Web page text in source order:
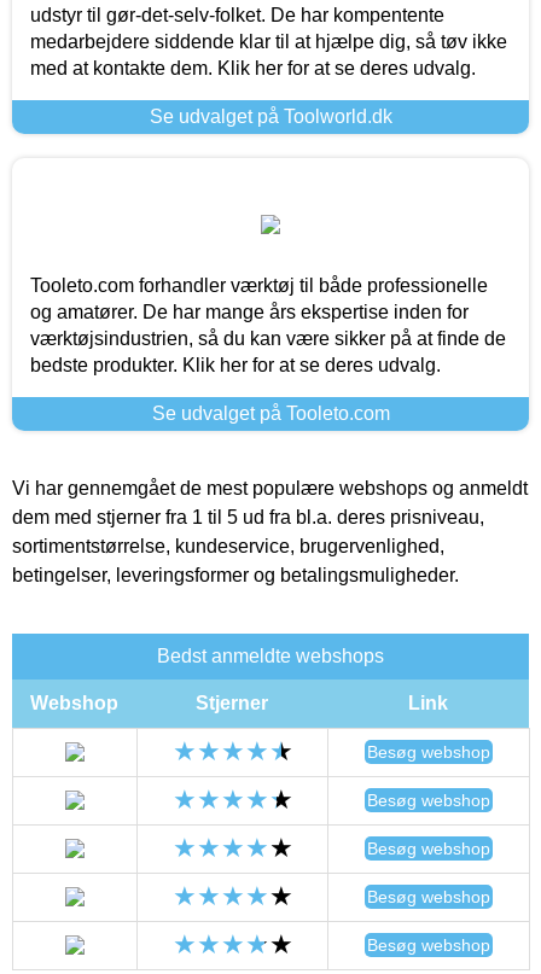
udstyr til gør-det-selv-folket. De har kompentente
medarbejdere siddende klar til at hjælpe dig, så tøv ikke
med at kontakte dem. Klik her for at se deres udvalg.
Se udvalget på Toolworld.dk
Tooleto.com forhandler værktøj til både professionelle
og amatører. De har mange års ekspertise inden for
værktøjsindustrien, så du kan være sikker på at finde de
bedste produkter. Klik her for at se deres udvalg.
Se udvalget på Tooleto.com
Vi har gennemgået de mest populære webshops og anmeldt
dem med stjerner fra 1 til 5 ud fra bl.a. deres prisniveau,
sortimentstørrelse, kundeservice, brugervenlighed,
betingelser, leveringsformer og betalingsmuligheder.
Bedst anmeldte webshops
Webshop Stjerner Link
Besøg webshop
Besøg webshop
Besøg webshop
Besøg webshop
Besøg webshop